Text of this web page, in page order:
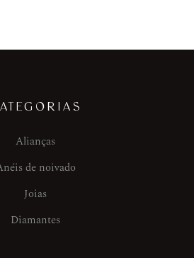
Alianças
de noivado
Joias
Diamantes